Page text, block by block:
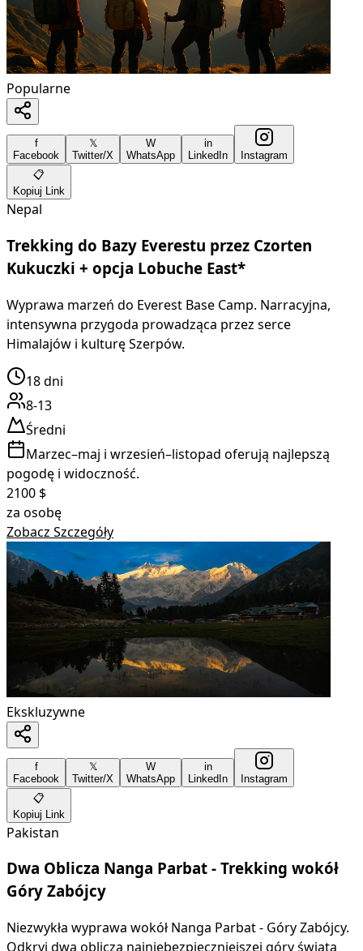
Popularne
f
Facebook
𝕏
Twitter/X
W
WhatsApp
in
LinkedIn
Instagram
📋
Kopiuj Link
Nepal
Trekking do Bazy Everestu przez Czorten
Kukuczki + opcja Lobuche East*
Wyprawa marzeń do Everest Base Camp. Narracyjna,
intensywna przygoda prowadząca przez serce
Himalajów i kulturę Szerpów.
18dni
8-13
Średni
Marzec–maj i wrzesień–listopad oferują najlepszą
pogodę i widoczność.
2100 $
za osobę
Zobacz Szczegóły
Ekskluzywne
f
Facebook
𝕏
Twitter/X
W
WhatsApp
in
LinkedIn
Instagram
📋
Kopiuj Link
Pakistan
Dwa Oblicza Nanga Parbat - Trekking wokół
Góry Zabójcy
Niezwykła wyprawa wokół Nanga Parbat - Góry Zabójcy.
Odkryj dwa oblicza najniebezpieczniejszej góry świata